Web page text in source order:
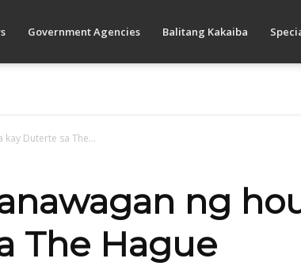
Government Agencies Balitang Kakaiba
Duterte sa The...
ng
The Hague